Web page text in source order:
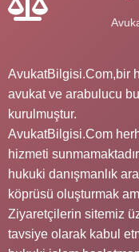
AvukatBilgisi.Com,bir
avukat ve arabulucu
kurulmuştur.
AvukatBilgisi.Com
hizmeti
hukuki danışmanlık
köprüsü oluşturmak
Ziyaretçilerin sitemiz
tavsiye olarak kabul